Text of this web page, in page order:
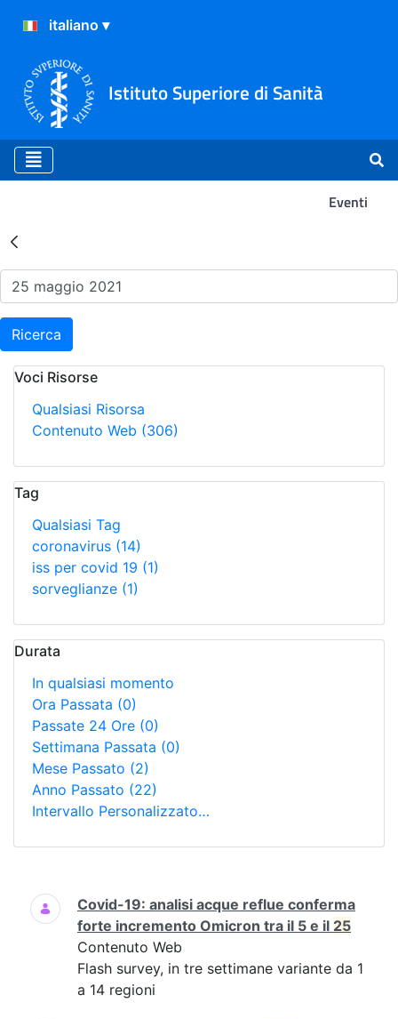
Istituto Superiore di Sanità
Eventi
Risultati della Ricerca -
Ricerca
Voci Risorse
Qualsiasi Risorsa
Contenuto Web (306)
Tag
Qualsiasi Tag
coronavirus (14)
iss per covid 19 (1)
sorveglianze (1)
Durata
In qualsiasi momento
Ora Passata (0)
Passate 24 Ore (0)
Settimana Passata (0)
Mese Passato (2)
Anno Passato (22)
Intervallo Personalizzato…
Ricerca
Covid-19: analisi acque reflue conferma
forte incremento Omicron tra il 5 e il 25
Contenuto Web
Flash survey, in tre settimane variante da 1
a 14 regioni